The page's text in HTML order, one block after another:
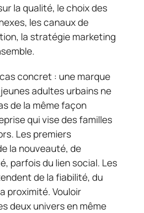
la qualité, le choix des
les canaux de
la stratégie marketing
concret : une marque
adultes urbains ne
de la même façon
qui vise des familles
Les premiers
la nouveauté, de
parfois du lien social. Les
de la fiabilité, du
proximité. Vouloir
deux univers en même